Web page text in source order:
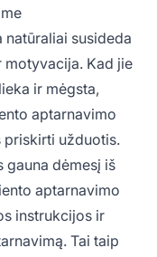
susideda
motyvacija. Kad jie
ir mėgsta,
aptarnavimo
priskirti užduotis.
gauna dėmesį iš
aptarnavimo
instrukcijos ir
Tai taip